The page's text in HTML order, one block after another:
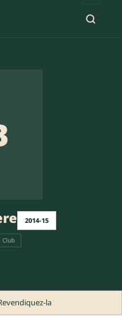
2014-15
Club
la